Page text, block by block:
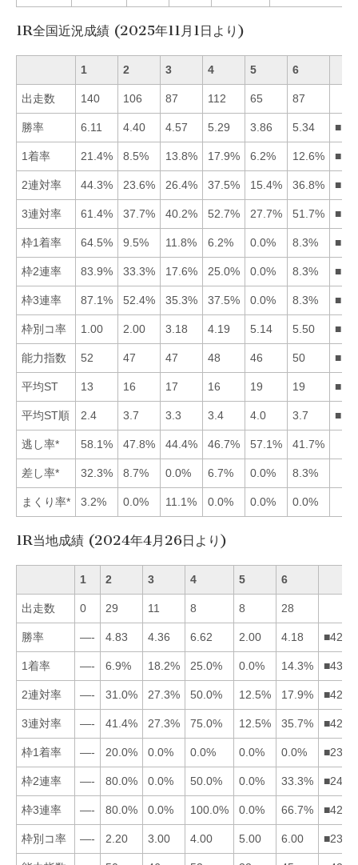
1R全国近況成績 (2025年11月1日より)
1 2 3 4 5 6
出走数 140 106 87 112 65 87
勝率 6.11 4.40 4.57 5.29 3.86 5.34
1着率 21.4% 8.5% 13.8% 17.9% 6.2% 12.6%
2連対率 44.3% 23.6% 26.4% 37.5% 15.4% 36.8%
3連対率 61.4% 37.7% 40.2% 52.7% 27.7% 51.7%
枠1着率 64.5% 9.5% 11.8% 6.2% 0.0% 8.3%
枠2連率 83.9% 33.3% 17.6% 25.0% 0.0% 8.3%
枠3連率 87.1% 52.4% 35.3% 37.5% 0.0% 8.3%
枠別コ率 1.00 2.00 3.18 4.19 5.14 5.50
能力指数 52 47 47 48 46 50
平均ST 13 16 17 16 19 19
平均ST順 2.4 3.7 3.3 3.4 4.0 3.7
逃し率* 58.1% 47.8% 44.4% 46.7% 57.1% 41.7%
差し率* 32.3% 8.7% 0.0% 6.7% 0.0% 8.3%
まくり率* 3.2% 0.0% 11.1% 0.0% 0.0% 0.0%
1R当地成績 (2024年4月26日より)
1 2 3 4 5 6
出走数 0 29 11 8 8 28
勝率 —- 4.83 4.36 6.62 2.00 4.18
1着率 —- 6.9% 18.2% 25.0% 0.0% 14.3%
2連対率 —- 31.0% 27.3% 50.0% 12.5% 17.9%
3連対率 —- 41.4% 27.3% 75.0% 12.5% 35.7%
枠1着率 —- 20.0% 0.0% 0.0% 0.0% 0.0%
枠2連率 —- 80.0% 0.0% 50.0% 0.0% 33.3%
枠3連率 —- 80.0% 0.0% 100.0% 0.0% 66.7%
枠別コ率 —- 2.20 3.00 4.00 5.00 6.00